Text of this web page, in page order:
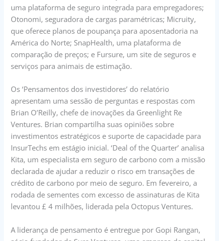
uma plataforma de seguro integrada para empregadores;
Otonomi, seguradora de cargas paramétricas; Micruity,
que oferece planos de poupança para aposentadoria na
América do Norte; SnapHealth, uma plataforma de
comparação de preços; e Fursure, um site de seguros e
serviços para animais de estimação.
Os ‘Pensamentos dos investidores’ do relatório
apresentam uma sessão de perguntas e respostas com
Brian O’Reilly, chefe de inovações da Greenlight Re
Ventures. Brian compartilha suas opiniões sobre
investimentos estratégicos e suporte de capacidade para
InsurTechs em estágio inicial. ‘Deal of the Quarter’ analisa
Kita, um especialista em seguro de carbono com a missão
declarada de ajudar a reduzir o risco em transações de
crédito de carbono por meio de seguro. Em fevereiro, a
rodada de sementes com excesso de assinaturas de Kita
levantou £ 4 milhões, liderada pela Octopus Ventures.
A liderança de pensamento é entregue por Gopi Rangan,